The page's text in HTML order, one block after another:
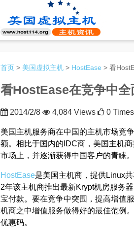
首页 > 美国虚拟主机 > HostEase > 看
看HostEase在竞争中全
2014/2/8 4,084 Views 0 Times
美国主机服务商在中国的主机市场竞
额。相比于国内的IDC商，美国主机
市场上，并逐渐获得中国客户的青睐。
HostEase是美国主机商，提供Linux
2年该主机商推出最新Krypt机房服务
宝付款。要在竞争中突围，提高增值
机商之中增值服务做得好的最佳范例
优惠码。